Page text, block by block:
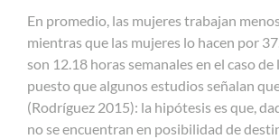
En promedio, las mujeres trabajan
mientras que las mujeres lo hacen por
son 12.18 horas semanales en el caso
puesto que algunos estudios señalan
(Rodríguez 2015): la hipótesis es que,
no se encuentran en posibilidad de